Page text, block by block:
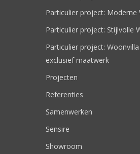
Particulier project: Moderne
Particulier project: Stijlvolle
Particulier project:
exclusief maatwerk
Projecten
Referenties
Samenwerken
Sensire
Showroom